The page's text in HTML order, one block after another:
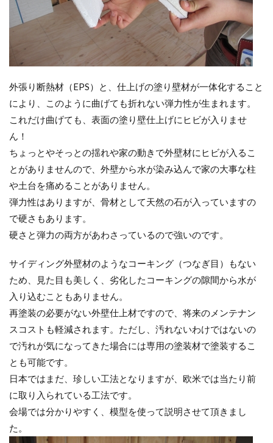
外張り断熱材（EPS）と、仕上げの塗り壁材が一体化すること
により、このように曲げても折れない弾力性が生まれます。
これだけ曲げても、表面の塗り壁仕上げにヒビが入りませ
ん！
ちょっとやそっとの揺れや家の動きで外壁材にヒビが入るこ
とがありませんので、外壁から水が染み込んで家の大事な柱
や土台を痛めることがありません。
弾力性はありますが、骨材として天然の石が入っていますの
で硬さもあります。
硬さと弾力の両方があわさっているので強いのです。
サイディング外壁材のようなコーキング（つなぎ目）もない
ため、見た目も美しく、劣化したコーキングの隙間から水が
入り込むこともありません。
再塗装の必要がない外壁仕上材ですので、将来のメンテナン
スコストも軽減されます。ただし、汚れないわけではないの
で汚れが気になってきた場合には専用の塗装材で塗装するこ
とも可能です。
日本ではまだ、珍しい工法となりますが、欧米では当たり前
に取り入られている工法です。
会場では分かりやすく、模型を使って説明させて頂きまし
た。